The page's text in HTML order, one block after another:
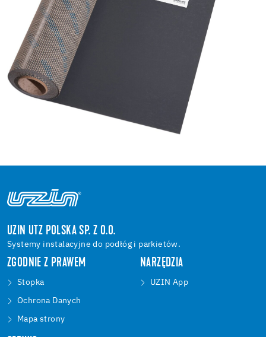
UZIN UTZ POLSKA SP. Z O.O.
Systemy instalacyjne do podłóg i parkietów.
ZGODNIE Z PRAWEM
Stopka
Ochrona Danych
Mapa strony
NARZĘDZIA
UZIN App